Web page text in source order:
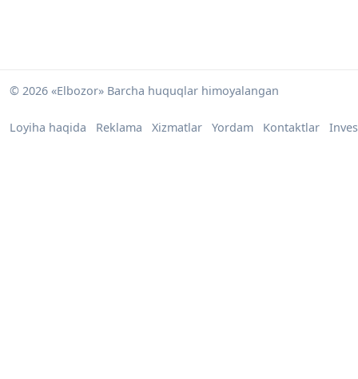
© 2026 «Elbozor» Barcha huquqlar himoyalangan
Loyiha haqida Reklama Xizmatlar Yordam Kontaktlar